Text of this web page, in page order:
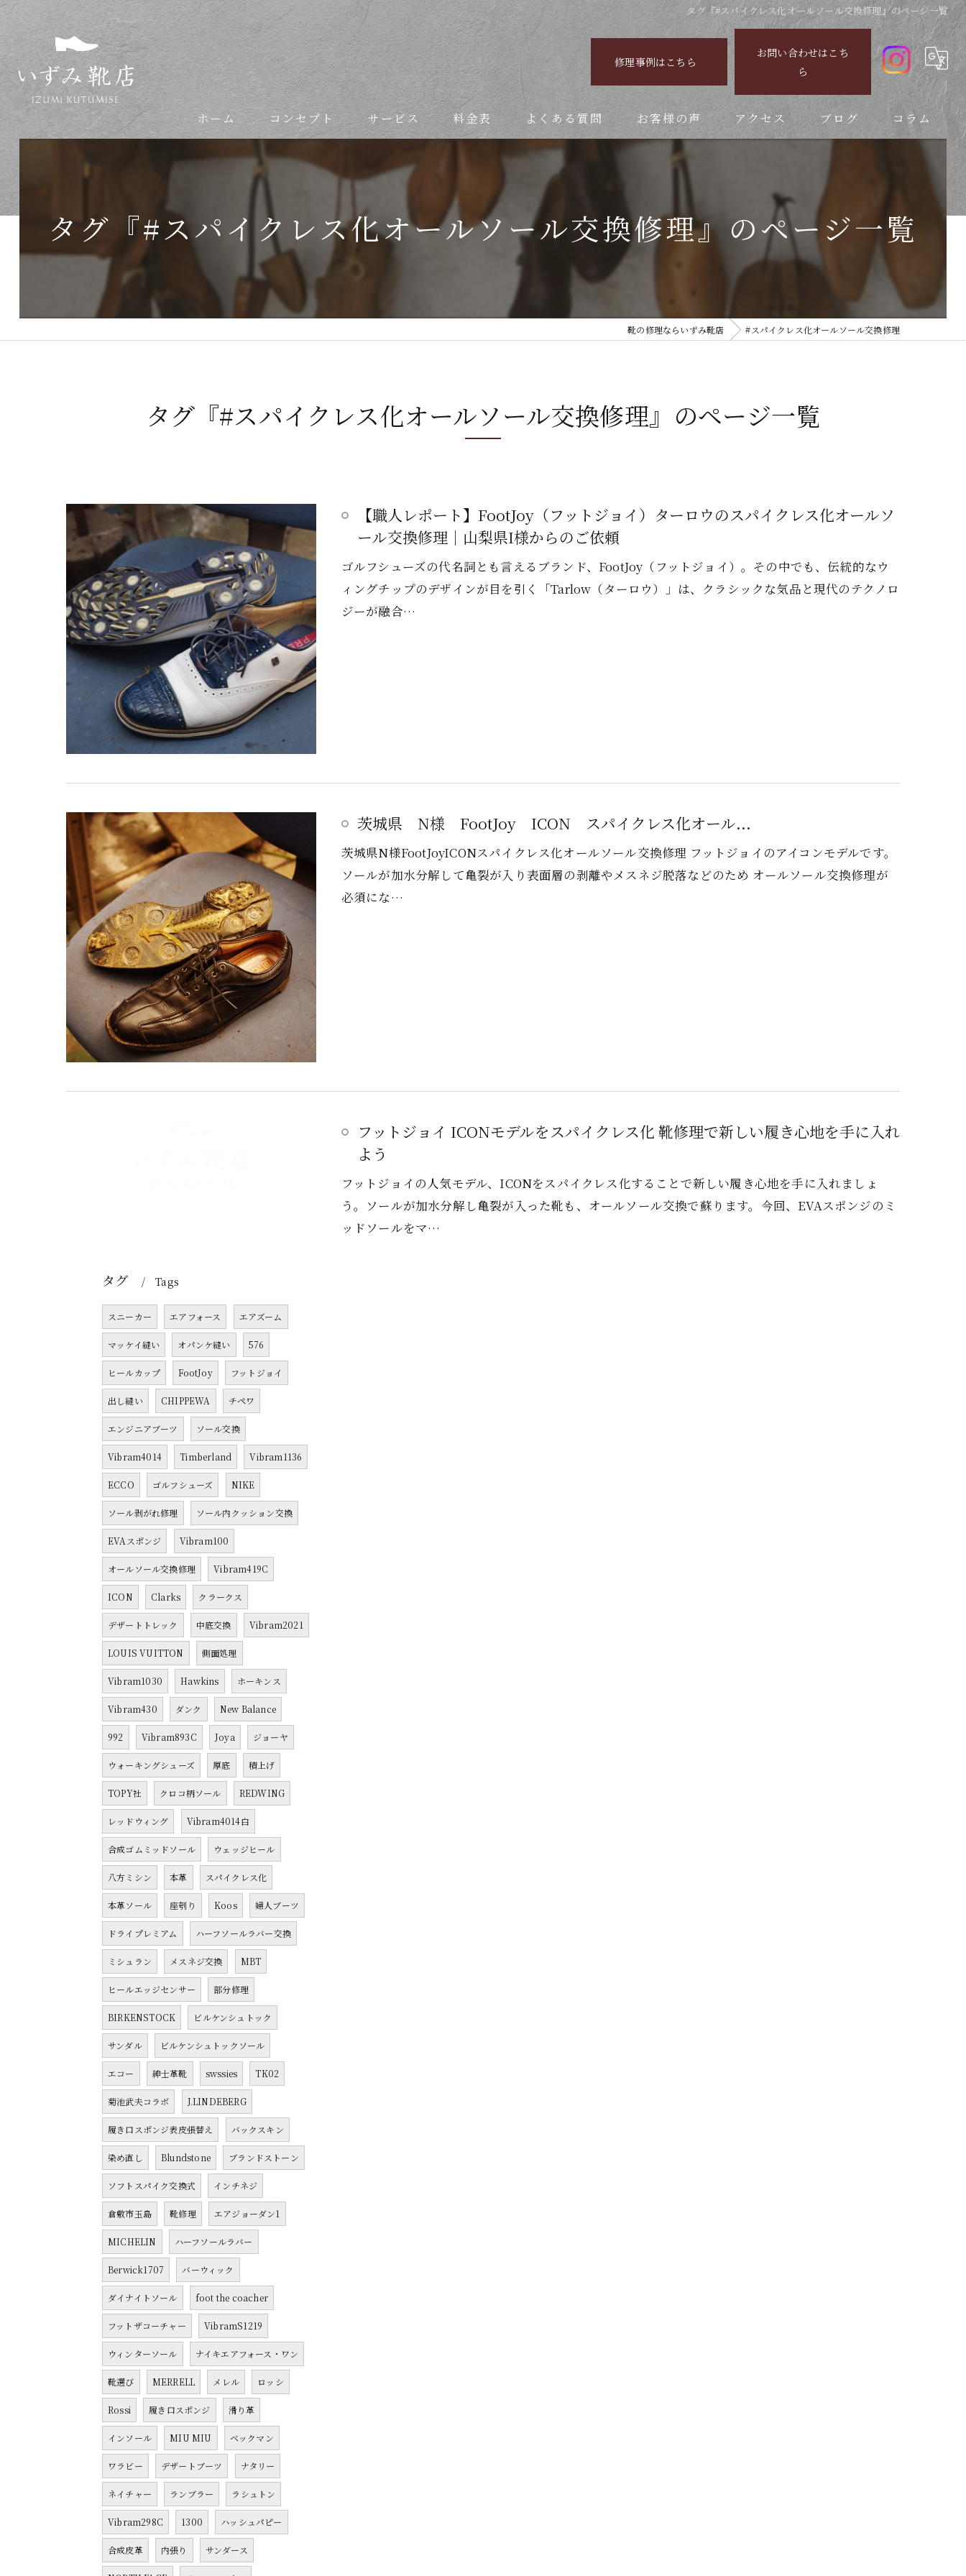
タグ『#スパイクレス化オールソール交換修理』のページ一覧
修理事例はこちら
お問い合わせはこち
ら
ホーム コンセプト
依頼の流れ
サービス 料金表 よくある質問 お客様の声 アクセス ブログ コラム
タグ『#スパイクレス化オールソール交換修理』のページ一覧
靴の修理ならいずみ靴店 #スパイクレス化オールソール交換修理
タグ『#スパイクレス化オールソール交換修理』のページ一覧
【職人レポート】FootJoy（フットジョイ）ターロウのスパイクレス化オールソ
ール交換修理｜山梨県I様からのご依頼
ゴルフシューズの代名詞とも言えるブランド、FootJoy（フットジョイ）。その中でも、伝統的なウ
ィングチップのデザインが目を引く「Tarlow（ターロウ）」は、クラシックな気品と現代のテクノロ
ジーが融合…
茨城県 N様 FootJoy ICON スパイクレス化オール...
茨城県N様FootJoyICONスパイクレス化オールソール交換修理 フットジョイのアイコンモデルです。
ソールが加水分解して亀裂が入り表面層の剥離やメスネジ脱落などのため オールソール交換修理が
必須にな…
フットジョイ ICONモデルをスパイクレス化 靴修理で新しい履き心地を手に入れ
よう
フットジョイの人気モデル、ICONをスパイクレス化することで新しい履き心地を手に入れましょ
う。ソールが加水分解し亀裂が入った靴も、オールソール交換で蘇ります。今回、EVAスポンジのミ
ッドソールをマ…
タグ Tags
スニーカー エアフォース エアズーム
マッケイ縫い オパンケ縫い 576
ヒールカップ FootJoy フットジョイ
出し縫い CHIPPEWA チペワ
エンジニアブーツ ソール交換
Vibram4014 Timberland Vibram1136
ECCO ゴルフシューズ NIKE
ソール剥がれ修理 ソール内クッション交換
EVAスポンジ Vibram100
オールソール交換修理 Vibram419C
ICON Clarks クラークス
デザートトレック 中底交換 Vibram2021
LOUIS VUITTON 側面処理
Vibram1030 Hawkins ホーキンス
Vibram430 ダンク New Balance
992 Vibram893C Joya ジョーヤ
ウォーキングシューズ 厚底 積上げ
TOPY社 クロコ柄ソール REDWING
レッドウィング Vibram4014白
合成ゴムミッドソール ウェッジヒール
八方ミシン 本革 スパイクレス化
本革ソール 座刳り Koos 婦人ブーツ
ドライプレミアム ハーフソールラバー交換
ミシュラン メスネジ交換 MBT
ヒールエッジセンサー 部分修理
BIRKENSTOCK ビルケンシュトック
サンダル ビルケンシュトックソール
エコー 紳士革靴 swssies TK02
菊池武夫コラボ J.LINDEBERG
履き口スポンジ表皮張替え バックスキン
染め直し Blundstone ブランドストーン
ソフトスパイク交換式 インチネジ
倉敷市玉島 靴修理 エアジョーダン1
MICHELIN ハーフソールラバー
Berwick1707 バーウィック
ダイナイトソール foot the coacher
フットザコーチャー VibramS1219
ウィンターソール ナイキエアフォース・ワン
靴選び MERRELL メレル ロッシ
Rossi 履き口スポンジ 滑り革
インソール MIU MIU ベックマン
ワラビー デザートブーツ ナタリー
ネイチャー ランブラー ラシュトン
Vibram298C 1300 ハッシュパピー
合成皮革 内張り サンダース